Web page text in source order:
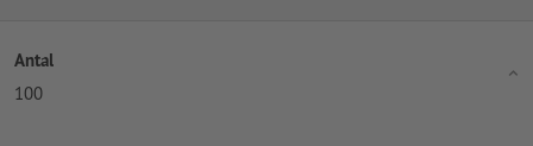
Antal
100